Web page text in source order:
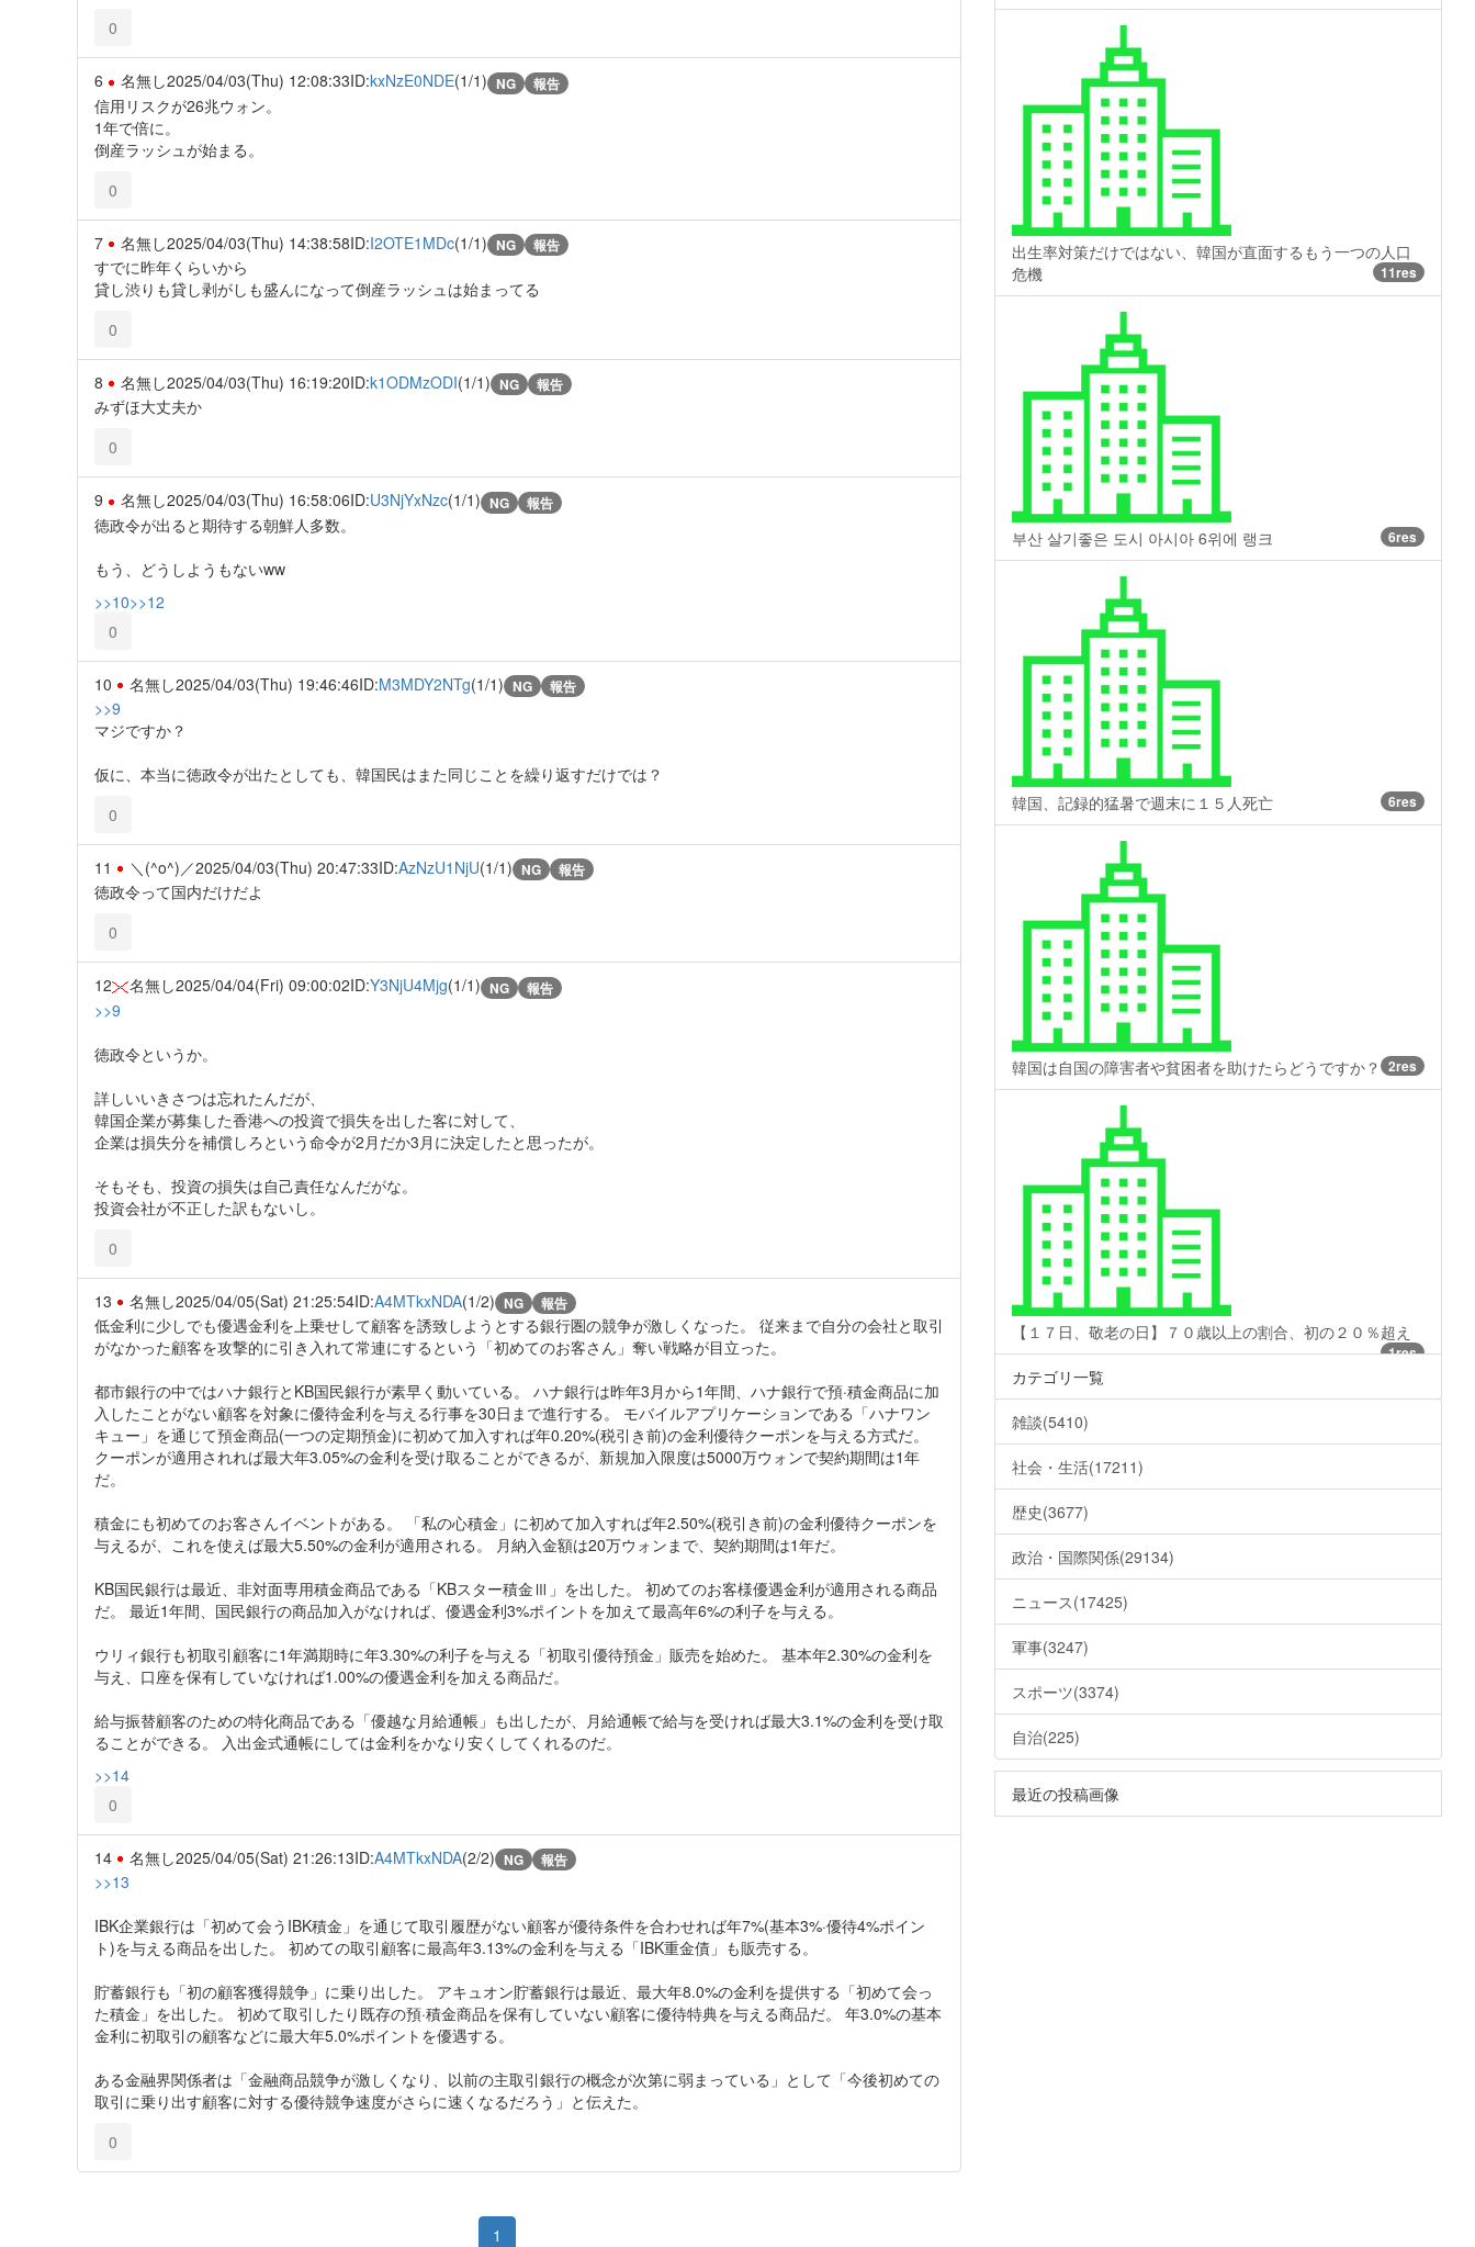
0
6 名無し2025/04/03(Thu) 12:08:33ID:kxNzE0NDE(1/1) NG 報告
信用リスクが26兆ウォン。
1年で倍に。
倒産ラッシュが始まる。
0
7 名無し2025/04/03(Thu) 14:38:58ID:I2OTE1MDc(1/1) NG 報告
すでに昨年くらいから
貸し渋りも貸し剥がしも盛んになって倒産ラッシュは始まってる
0
8 名無し2025/04/03(Thu) 16:19:20ID:k1ODMzODI(1/1) NG 報告
みずほ大丈夫か
0
9 名無し2025/04/03(Thu) 16:58:06ID:U3NjYxNzc(1/1) NG 報告
徳政令が出ると期待する朝鮮人多数。
もう、どうしようもないww
>>10>>12
0
10 名無し2025/04/03(Thu) 19:46:46ID:M3MDY2NTg(1/1) NG 報告
>>9
マジですか？
仮に、本当に徳政令が出たとしても、韓国民はまた同じことを繰り返すだけでは？
0
11 ＼(^o^)／2025/04/03(Thu) 20:47:33ID:AzNzU1NjU(1/1) NG 報告
徳政令って国内だけだよ
0
12 名無し2025/04/04(Fri) 09:00:02ID:Y3NjU4Mjg(1/1) NG 報告
>>9
徳政令というか。
詳しいいきさつは忘れたんだが、
韓国企業が募集した香港への投資で損失を出した客に対して、
企業は損失分を補償しろという命令が2月だか3月に決定したと思ったが。
そもそも、投資の損失は自己責任なんだがな。
投資会社が不正した訳もないし。
0
13 名無し2025/04/05(Sat) 21:25:54ID:A4MTkxNDA(1/2) NG 報告
低金利に少しでも優遇金利を上乗せして顧客を誘致しようとする銀行圏の競争が激しくなった。 従来まで自分の会社と取引
がなかった顧客を攻撃的に引き入れて常連にするという「初めてのお客さん」奪い戦略が目立った。
都市銀行の中ではハナ銀行とKB国民銀行が素早く動いている。 ハナ銀行は昨年3月から1年間、ハナ銀行で預·積金商品に加
入したことがない顧客を対象に優待金利を与える行事を30日まで進行する。 モバイルアプリケーションである「ハナワン
キュー」を通じて預金商品(一つの定期預金)に初めて加入すれば年0.20%(税引き前)の金利優待クーポンを与える方式だ。
クーポンが適用されれば最大年3.05%の金利を受け取ることができるが、新規加入限度は5000万ウォンで契約期間は1年
だ。
積金にも初めてのお客さんイベントがある。 「私の心積金」に初めて加入すれば年2.50%(税引き前)の金利優待クーポンを
与えるが、これを使えば最大5.50%の金利が適用される。 月納入金額は20万ウォンまで、契約期間は1年だ。
KB国民銀行は最近、非対面専用積金商品である「KBスター積金Ⅲ」を出した。 初めてのお客様優遇金利が適用される商品
だ。 最近1年間、国民銀行の商品加入がなければ、優遇金利3%ポイントを加えて最高年6%の利子を与える。
ウリィ銀行も初取引顧客に1年満期時に年3.30%の利子を与える「初取引優待預金」販売を始めた。 基本年2.30%の金利を
与え、口座を保有していなければ1.00%の優遇金利を加える商品だ。
給与振替顧客のための特化商品である「優越な月給通帳」も出したが、月給通帳で給与を受ければ最大3.1%の金利を受け取
ることができる。 入出金式通帳にしては金利をかなり安くしてくれるのだ。
>>14
0
14 名無し2025/04/05(Sat) 21:26:13ID:A4MTkxNDA(2/2) NG 報告
>>13
IBK企業銀行は「初めて会うIBK積金」を通じて取引履歴がない顧客が優待条件を合わせれば年7%(基本3%·優待4%ポイン
ト)を与える商品を出した。 初めての取引顧客に最高年3.13%の金利を与える「IBK重金債」も販売する。
貯蓄銀行も「初の顧客獲得競争」に乗り出した。 アキュオン貯蓄銀行は最近、最大年8.0%の金利を提供する「初めて会っ
た積金」を出した。 初めて取引したり既存の預·積金商品を保有していない顧客に優待特典を与える商品だ。 年3.0%の基本
金利に初取引の顧客などに最大年5.0%ポイントを優遇する。
ある金融界関係者は「金融商品競争が激しくなり、以前の主取引銀行の概念が次第に弱まっている」として「今後初めての
取引に乗り出す顧客に対する優待競争速度がさらに速くなるだろう」と伝えた。
0
1
出生率対策だけではない、韓国が直面するもう一つの人口
危機
11res
부산 살기좋은 도시 아시아 6위에 랭크 6res
韓国、記録的猛暑で週末に１５人死亡 6res
韓国は自国の障害者や貧困者を助けたらどうですか？ 2res
【１７日、敬老の日】７０歳以上の割合、初の２０％超え
1res
カテゴリ一覧
雑談(5410)
社会・生活(17211)
歴史(3677)
政治・国際関係(29134)
ニュース(17425)
軍事(3247)
スポーツ(3374)
自治(225)
最近の投稿画像